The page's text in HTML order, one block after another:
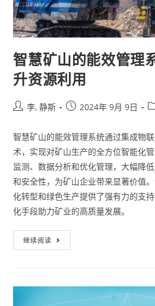
智慧矿山的能效管理
升资源利用
李, 静斯 2024年 9月 9日
智慧矿山的能效管理系统通过集成物
术，实现对矿山生产的全方位智能化
监测、数据分析和优化管理，大幅降
和安全性，为矿山企业带来显著价值
化转型和绿色生产提供了强有力的支
化手段助力矿业的高质量发展。
继续阅读